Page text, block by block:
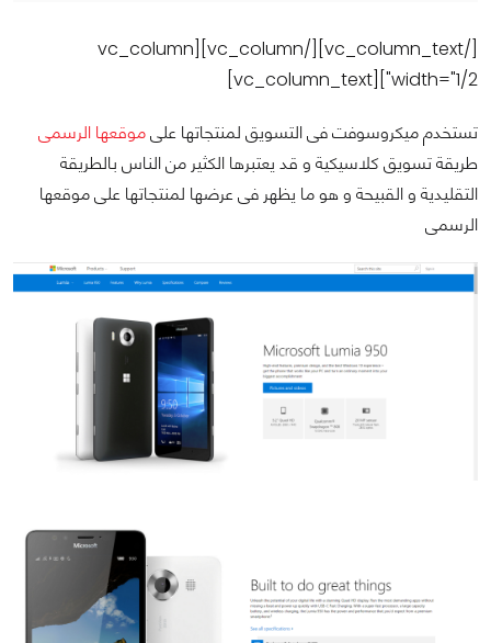
[/vc_column_text][/vc_column][vc_column
width="1/2"][vc_column_text]
تستخدم ميكروسوفت فى التسويق لمنتجاتها علىموقعها الرسمى
طريقة تسويق كلاسيكية و قد يعتبرها الكثير من الناس بالطريقة
التقليدية و القبيحة و هو ما يظهر فى عرضها لمنتجاتها على موقعها
الرسمى